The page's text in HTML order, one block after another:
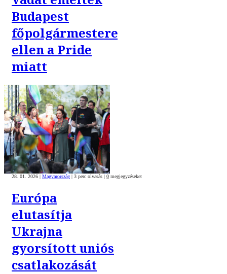
Budapest
főpolgármestere
ellen a Pride
miatt
28. 01. 2026 | Magyarország | 3 perc olvasás | 0 megjegyzéseket
Európa
elutasítja
Ukrajna
gyorsított uniós
csatlakozását